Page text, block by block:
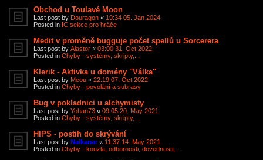
Obchod u Toulavé Moon
Last post by Douragon « 19:34 05. Jan 2024
Posted in IC sekce pro hráče
Medit v proměně bugguje počet spellů u Sorcerera
Last post by Alastor « 03:00 31. Oct 2022
Posted in Chyby - systémy, skripty,...
Klerik - Aktivka u domény "Válka"
Last post by Meou « 22:19 07. Oct 2022
Posted in Chyby - povolání a subrasy
Bug v pokladnici u alchymisty
Last post by Yohan73 « 09:05 20. May 2021
Posted in Chyby - systémy, skripty,...
HIPS - postih do skrývání
Last post by Nalkanar« 11:37 14. May 2021
Posted in Chyby - kouzla, odbornosti, dovednosti,...